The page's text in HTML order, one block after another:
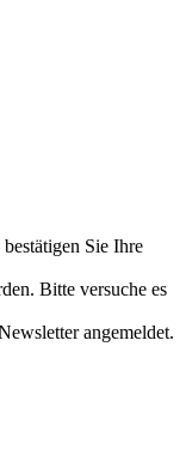
Sie Ihre
Bitte versuche es
angemeldet.